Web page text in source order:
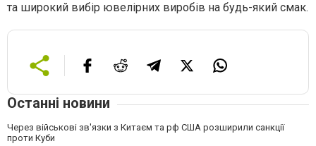
та широкий вибір ювелірних виробів на будь-який смак.
Останні новини
Через військові зв'язки з Китаєм та рф США розширили санкції
проти Куби